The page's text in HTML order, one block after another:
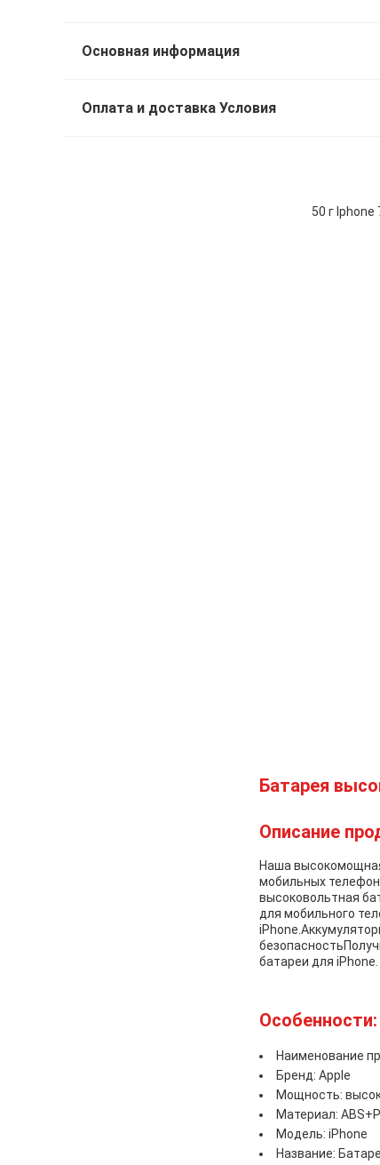
Основная информация
Оплата и доставка Условия
50 г
Батарея
Описание
Наша
мобильных
высоковольтная
для мобильного
батареи для iPhone.
Особенности:
Наименование
Бренд: Apple
Мощность:
Материал:
Модель: iPhone
Название: